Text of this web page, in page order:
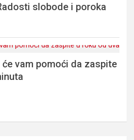
slobode i poroka
vam pomoći da zaspite